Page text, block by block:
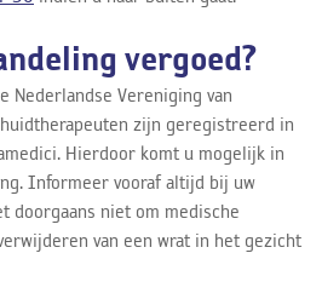
vergoed?
Nederlandse Vereniging van
zijn geregistreerd in
Hierdoor komt u mogelijk in
Informeer vooraf altijd bij uw
doorgaans niet om medische
van een wrat in het gezicht